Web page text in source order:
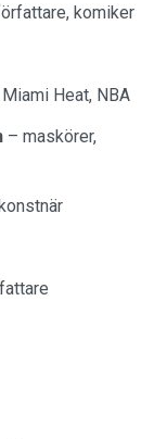
komiker
Heat, NBA
– maskörer,